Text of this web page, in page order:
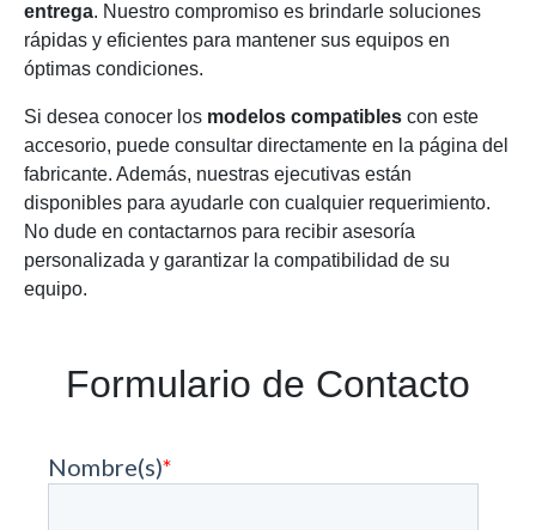
entrega. Nuestro compromiso es brindarle soluciones
rápidas y eficientes para mantener sus equipos en
óptimas condiciones.
Si desea conocer los modelos compatibles con este
accesorio, puede consultar directamente en la página del
fabricante. Además, nuestras ejecutivas están
disponibles para ayudarle con cualquier requerimiento.
No dude en contactarnos para recibir asesoría
personalizada y garantizar la compatibilidad de su
equipo.
Formulario de Contacto